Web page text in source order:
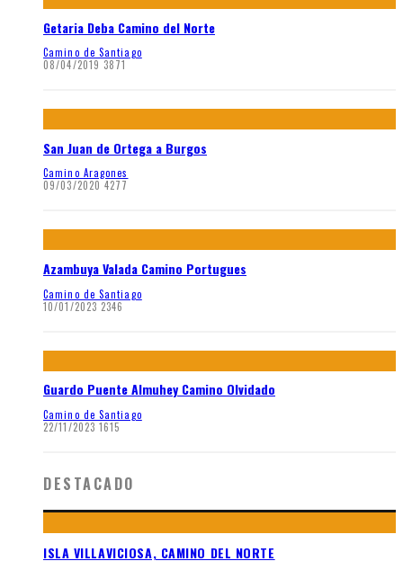
Getaria Deba Camino del Norte
Camino de Santiago
08/04/2019 3871
San Juan de Ortega a Burgos
Camino Aragones
09/03/2020 4277
Azambuya Valada Camino Portugues
Camino de Santiago
10/01/2023 2346
Guardo Puente Almuhey Camino Olvidado
Camino de Santiago
22/11/2023 1615
DESTACADO
ISLA VILLAVICIOSA, CAMINO DEL NORTE